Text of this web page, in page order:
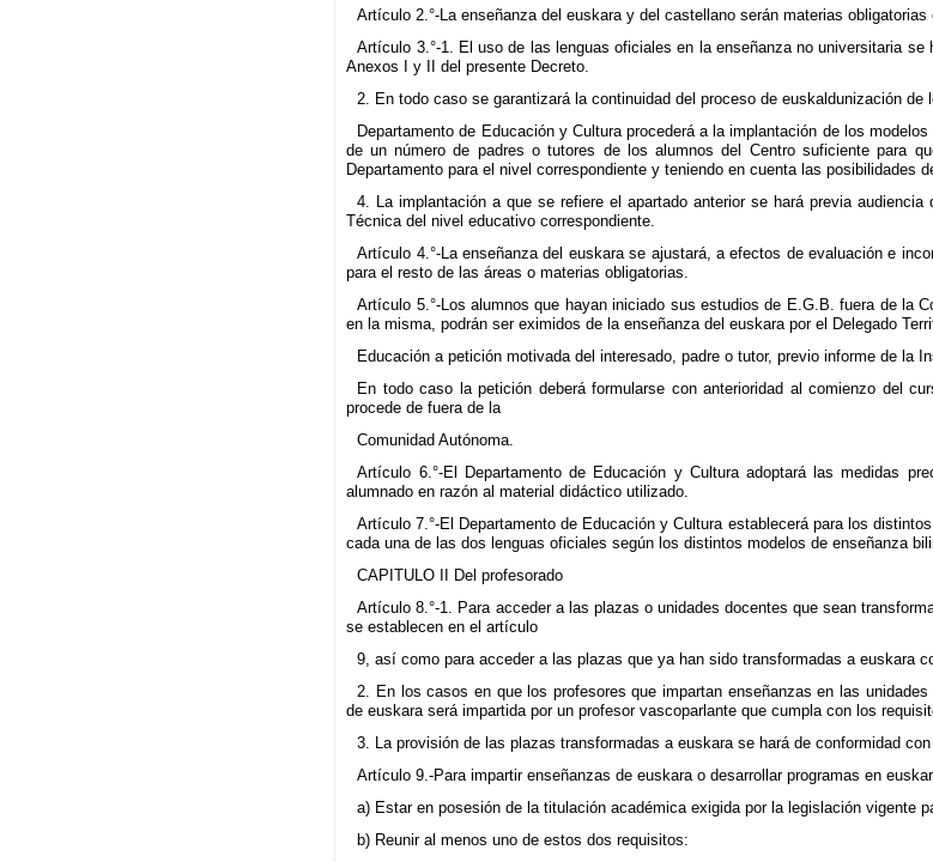
Artículo 2.°-La enseñanza del euskara y del castellano serán materias
Artículo 3.°-1. El uso de las lenguas oficiales en la enseñanza no universitaria
Anexos I y II del presente Decreto.
2. En todo caso se garantizará la continuidad del proceso de euskaldunización de
Departamento de Educación y Cultura procederá a la implantación de los
de un número de padres o tutores de los alumnos del Centro suficiente para
Departamento para el nivel correspondiente y teniendo en cuenta las
4. La implantación a que se refiere el apartado anterior se hará previa
Técnica del nivel educativo correspondiente.
Artículo 4.°-La enseñanza del euskara se ajustará, a efectos de evaluación e
para el resto de las áreas o materias obligatorias.
Artículo 5.°-Los alumnos que hayan iniciado sus estudios de E.G.B. fuera de la
en la misma, podrán ser eximidos de la enseñanza del euskara por el Delegado
Educación a petición motivada del interesado, padre o tutor, previo informe de la
En todo caso la petición deberá formularse con anterioridad al comienzo del
procede de fuera de la
Comunidad Autónoma.
Artículo 6.°-El Departamento de Educación y Cultura adoptará las medidas
alumnado en razón al material didáctico utilizado.
Artículo 7.°-El Departamento de Educación y Cultura establecerá para los
cada una de las dos lenguas oficiales según los distintos modelos de enseñanza
CAPITULO II Del profesorado
Artículo 8.°-1. Para acceder a las plazas o unidades docentes que sean
se establecen en el artículo
9, así como para acceder a las plazas que ya han sido transformadas a euskara
2. En los casos en que los profesores que impartan enseñanzas en las
de euskara será impartida por un profesor vascoparlante que cumpla con los
3. La provisión de las plazas transformadas a euskara se hará de conformidad
Artículo 9.-Para impartir enseñanzas de euskara o desarrollar programas en
a) Estar en posesión de la titulación académica exigida por la legislación vigente
b) Reunir al menos uno de estos dos requisitos: